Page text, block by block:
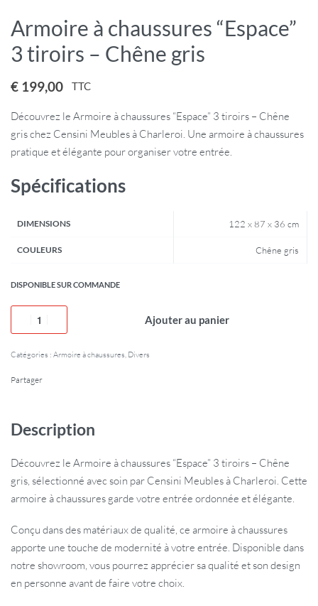
Armoire à chaussures “Espace”
3 tiroirs – Chêne gris
€ 199,00 TTC
Découvrez le Armoire à chaussures “Espace” 3 tiroirs – Chêne
gris chez Censini Meubles à Charleroi. Une armoire à chaussures
pratique et élégante pour organiser votre entrée.
Spécifications
DIMENSIONS 122 x 87 x 36 cm
COULEURS Chêne gris
DISPONIBLE SUR COMMANDE
Ajouter au panier
Catégories : Armoire à chaussures, Divers
Partager
Description
Découvrez le Armoire à chaussures “Espace” 3 tiroirs – Chêne
gris, sélectionné avec soin par Censini Meubles à Charleroi. Cette
armoire à chaussures garde votre entrée ordonnée et élégante.
Conçu dans des matériaux de qualité, ce armoire à chaussures
apporte une touche de modernité à votre entrée. Disponible dans
notre showroom, vous pourrez apprécier sa qualité et son design
en personne avant de faire votre choix.